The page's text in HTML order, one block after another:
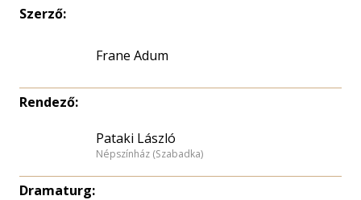
Szerző:
Frane Adum
Rendező:
Pataki László
Népszínház (Szabadka)
Dramaturg: